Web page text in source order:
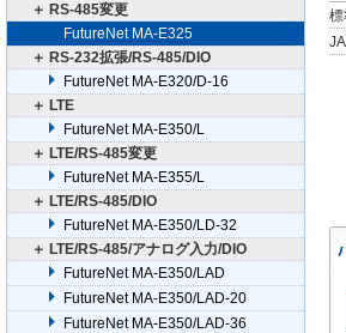
標
＋ RS-485変更
FutureNet MA-E325
＋ RS-232拡張/RS-485/DIO
FutureNet MA-E320/D-16
＋ LTE
FutureNet MA-E350/L
＋ LTE/RS-485変更
FutureNet MA-E355/L
＋ LTE/RS-485/DIO
FutureNet MA-E350/LD-32
＋ LTE/RS-485/アナログ入力/DIO
FutureNet MA-E350/LAD
FutureNet MA-E350/LAD-20
FutureNet MA-E350/LAD-36